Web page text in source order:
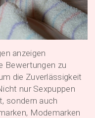
anzeigen
Bewertungen zu
die Zuverlässigkeit
nur Sexpuppen
sondern auch
Modemarken